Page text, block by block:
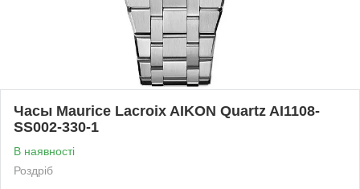
Часы Maurice Lacroix AIKON Quartz AI1108-
SS002-330-1
В наявності
Роздріб